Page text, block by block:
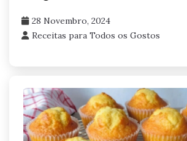
28 Novembro, 2024
Receitas para Todos os Gostos